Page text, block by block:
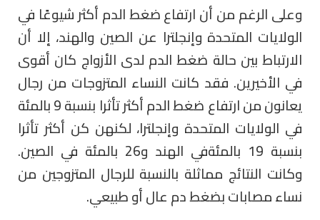
وعلى الرغم من أن ارتفاع ضغط الدم أكثر شيوعًا في
الولايات المتحدة وإنجلترا عن الصين والهند، إلا أن
الارتباط بين حالة ضغط الدم لدى الأزواج كان أقوى
في الأخيرين. فقد كانت النساء المتزوجات من رجال
يعانون من ارتفاع ضغط الدم أكثر تأثرا بنسبة 9 بالمئة
في الولايات المتحدة وإنجلترا، لكنهن كن أكثر تأثرا
بنسبة 19 بالمئةفي الهند و26 بالمئة في الصين.
وكانت النتائج مماثلة بالنسبة للرجال المتزوجين من
نساء مصابات بضغط دم عال أو طبيعي.